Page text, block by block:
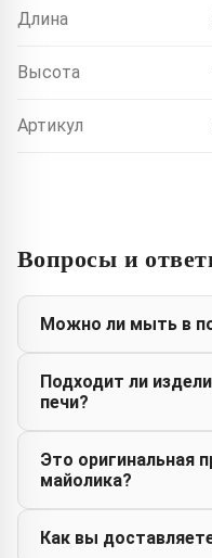
Длина
Высота
Артикул
Вопросы и
Можно ли мыть в
Подходит ли
печи?
Это оригинальная
майолика?
Как вы